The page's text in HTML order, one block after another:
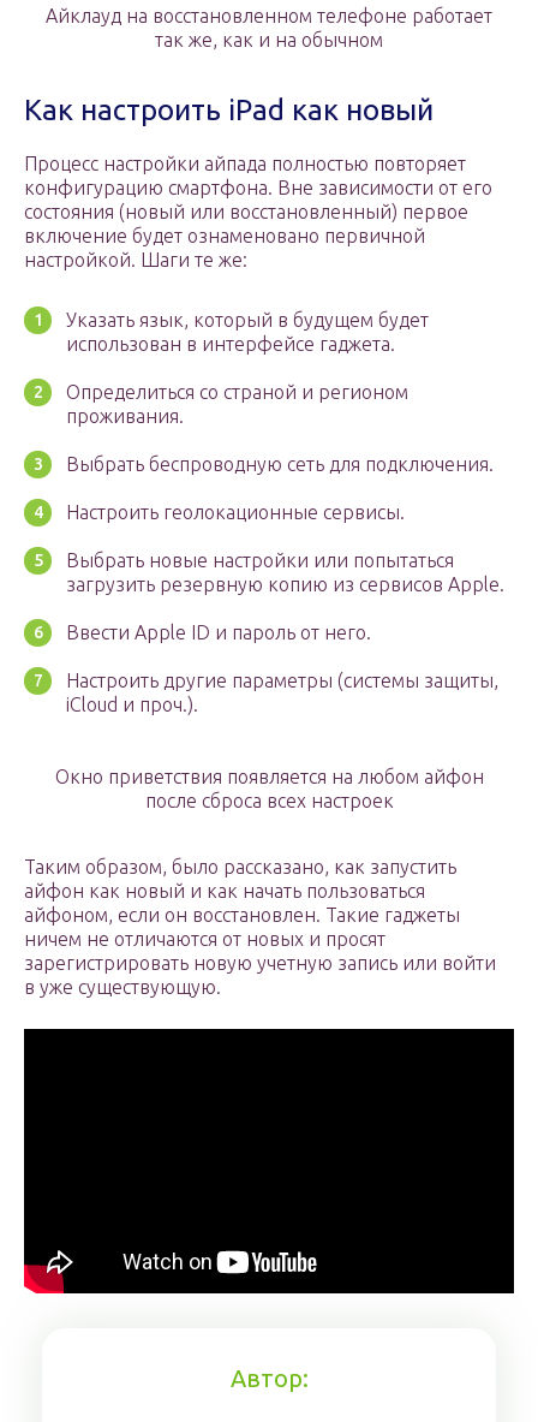
Айклауд на восстановленном телефоне работает
так же, как и на обычном
Как настроить iPad как новый
Процесс настройки айпада полностью повторяет
конфигурацию смартфона. Вне зависимости от его
состояния (новый или восстановленный) первое
включение будет ознаменовано первичной
настройкой. Шаги те же:
Указать язык, который в будущем будет
использован в интерфейсе гаджета.
Определиться со страной и регионом
проживания.
Выбрать беспроводную сеть для подключения.
Настроить геолокационные сервисы.
Выбрать новые настройки или попытаться
загрузить резервную копию из сервисов Apple.
Ввести Apple ID и пароль от него.
Настроить другие параметры (системы защиты,
iCloud и проч.).
Окно приветствия появляется на любом айфон
после сброса всех настроек
Таким образом, было рассказано, как запустить
айфон как новый и как начать пользоваться
айфоном, если он восстановлен. Такие гаджеты
ничем не отличаются от новых и просят
зарегистрировать новую учетную запись или войти
в уже существующую.
Автор: